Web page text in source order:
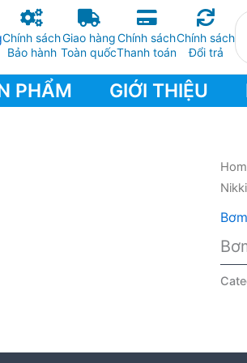
Chính sách
Bảo hành
Giao hàng
Toàn quốc
Chính sách
Thanh toán
Chính sách
Đổi trả
PHẨM GIỚI THIỆU